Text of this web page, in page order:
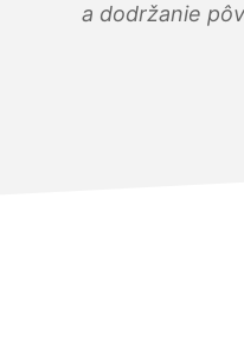
a dodržanie